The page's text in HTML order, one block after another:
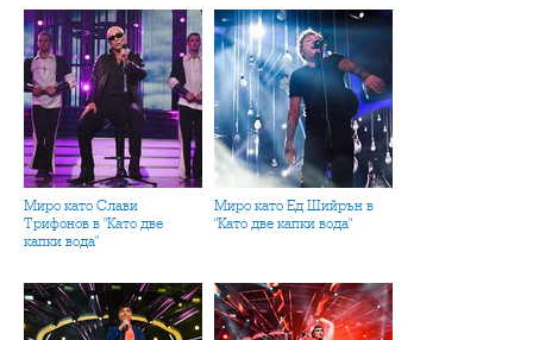
Миро като Слави
Трифонов в "Като две
капки вода"
Миро като Ед Шийрън в
"Като две капки вода"